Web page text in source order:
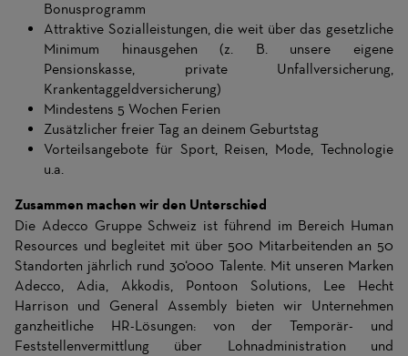
Bonusprogramm
Attraktive Sozialleistungen, die weit über das gesetzliche
Minimum hinausgehen (z. B. unsere eigene
Pensionskasse, private Unfallversicherung,
Krankentaggeldversicherung)
Mindestens 5 Wochen Ferien
Zusätzlicher freier Tag an deinem Geburtstag
Vorteilsangebote für Sport, Reisen, Mode, Technologie
u.a.
Zusammen machen wir den Unterschied
Die Adecco Gruppe Schweiz ist führend im Bereich Human
Resources und begleitet mit über 500 Mitarbeitenden an 50
Standorten jährlich rund 30‘000 Talente. Mit unseren Marken
Adecco, Adia, Akkodis, Pontoon Solutions, Lee Hecht
Harrison und General Assembly bieten wir Unternehmen
ganzheitliche HR-Lösungen: von der Temporär- und
Feststellenvermittlung über Lohnadministration und